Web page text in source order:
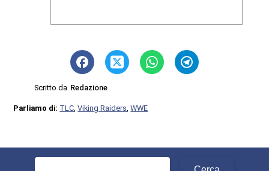
Scritto da Redazione
Parliamo di: TLC ,Viking Raiders ,WWE